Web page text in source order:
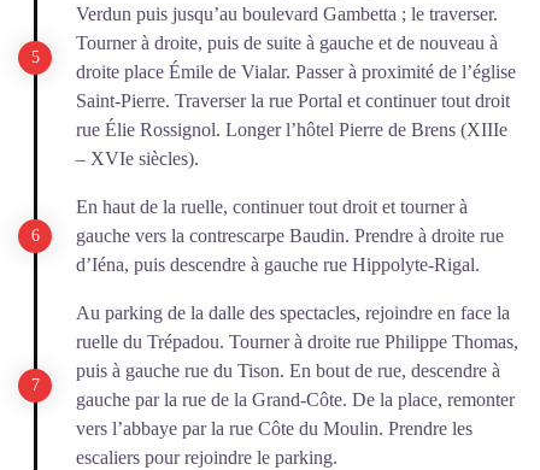
Verdun puis jusqu’au boulevard Gambetta ; le traverser.
Tourner à droite, puis de suite à gauche et de nouveau à
droite place Émile de Vialar. Passer à proximité de l’église
Saint-Pierre. Traverser la rue Portal et continuer tout droit
rue Élie Rossignol. Longer l’hôtel Pierre de Brens (XIIIe
– XVIe siècles).
En haut de la ruelle, continuer tout droit et tourner à
gauche vers la contrescarpe Baudin. Prendre à droite rue
d’Iéna, puis descendre à gauche rue Hippolyte-Rigal.
Au parking de la dalle des spectacles, rejoindre en face la
ruelle du Trépadou. Tourner à droite rue Philippe Thomas,
puis à gauche rue du Tison. En bout de rue, descendre à
gauche par la rue de la Grand-Côte. De la place, remonter
vers l’abbaye par la rue Côte du Moulin. Prendre les
escaliers pour rejoindre le parking.